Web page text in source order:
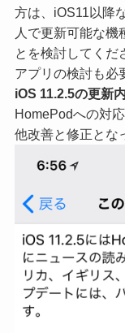
方は、iOS11以降
人で更新可能な機
とを検討してくだ
アプリの検討も必
iOS 11.2.5の更新
HomePodへの対
他改善と修正とな